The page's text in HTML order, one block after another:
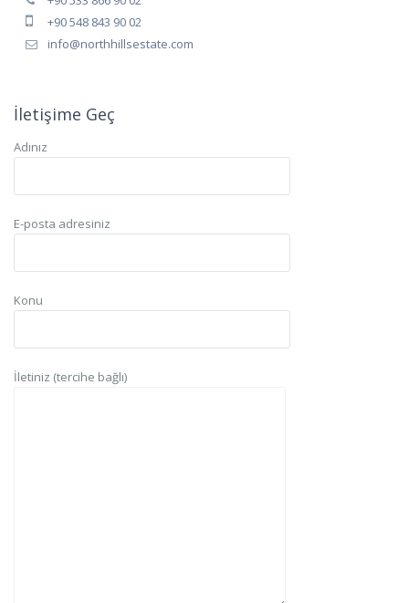
+90 548 843 90 02
info@northhillsestate.com
İletişime Geç
Adınız
E-posta adresiniz
Konu
İletiniz (tercihe bağlı)